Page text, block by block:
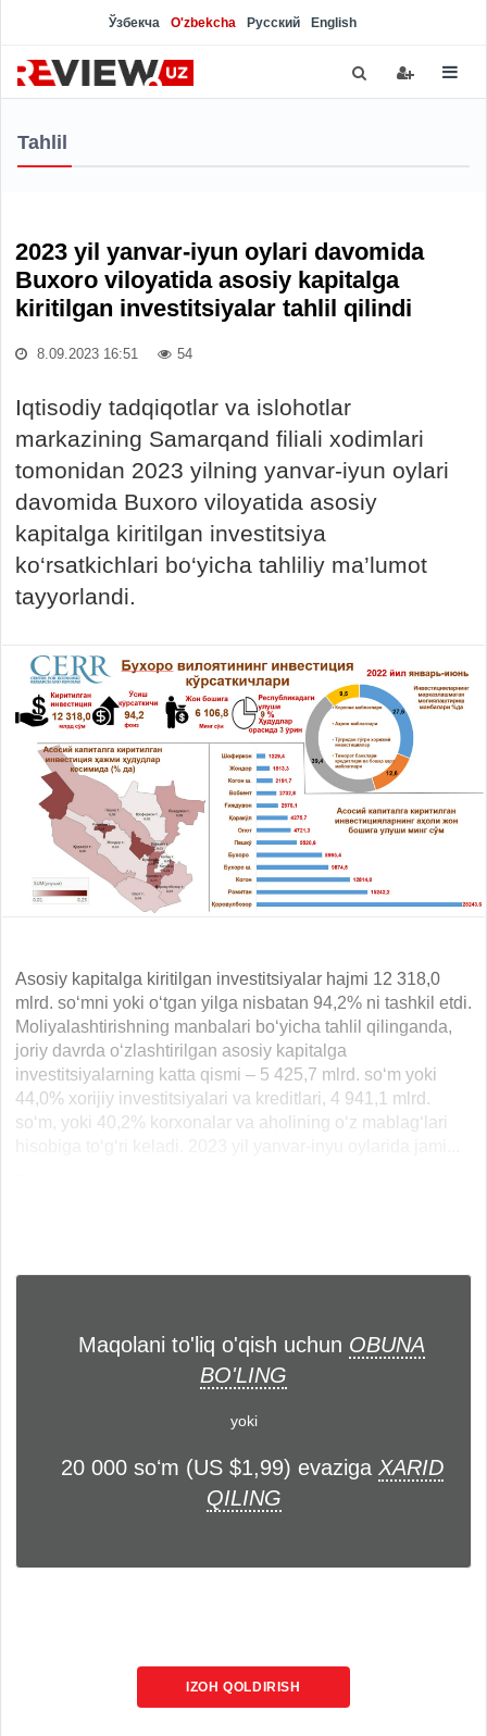
Ўзбекча O'zbekcha Русский English
Tahlil
2023 yil yanvar-iyun oylari davomida
Buxoro viloyatida asosiy kapitalga
kiritilgan investitsiyalar tahlil qilindi
8.09.2023 16:51 54
Iqtisodiy tadqiqotlar va islohotlar
markazining Samarqand filiali xodimlari
tomonidan 2023 yilning yanvar-iyun oylari
davomida Buxoro viloyatida asosiy
kapitalga kiritilgan investitsiya
ko‘rsatkichlari bo‘yicha tahliliy ma’lumot
tayyorlandi.
Asosiy kapitalga kiritilgan investitsiyalar hajmi 12 318,0
mlrd. so‘mni yoki o‘tgan yilga nisbatan 94,2% ni tashkil etdi.
Moliyalashtirishning manbalari bo‘yicha tahlil qilinganda,
joriy davrda o‘zlashtirilgan asosiy kapitalga
investitsiyalarning katta qismi – 5 425,7 mlrd. so‘m yoki
44,0% xorijiy investitsiyalari va kreditlari, 4 941,1 mlrd.
so‘m, yoki 40,2% korxonalar va aholining o‘z mablag‘lari
Maqolani to'liq o'qish uchun OBUNA
BO'LING
yoki
20 000 soʻm (US $1,99) evaziga XARID
QILING
IZOH QOLDIRISH